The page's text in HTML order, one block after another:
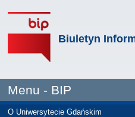
Biuletyn
Menu - BIP
O Uniwersytecie Gdańskim